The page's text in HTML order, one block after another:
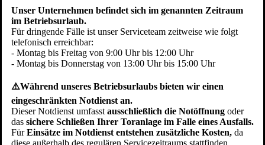
Hier kostenfreien Vor-Ort-Termin vereinbaren
Doppel-GaragentorSektionaltor mit Einbau
Sektionaltor mit Antrieb in Großlamelle mit der Oberfläche
woodgrain, Torgröße 5000 x 2250 mm in den Farben Verkehrsweiß
(ähnlich RAL 9016), Anthrazitgrau (ähnlich RAL 7016),
Graualuminium (ähnlich RAL 9007) oder Weißaluminium (ähnlich
RAL 9006).
★ Jetzt ab € 4.759,- inkl. MwSt
✔ Kostenfreie Lieferung und Montage im Raum Lindau im
Unser Unternehmen befindet sich im genannten Zeitraum
im Betriebsurlaub.
Für dringende Fälle ist unser Serviceteam zeitweise wie folgt
telefonisch erreichbar:
- Montag bis Freitag von 9:00 Uhr bis 12:00 Uhr
- Montag bis Donnerstag von 13:00 Uhr bis 15:00 Uhr
⚠️Während unseres Betriebsurlaubs bieten wir einen
eingeschränkten Notdienst an.
Dieser Notdienst umfasstausschließlich die Notöffnung oder
das sichere Schließen Ihrer Toranlage im Falle eines Ausfalls.
FürEinsätze im Notdienst entstehen zusätzliche Kosten, da